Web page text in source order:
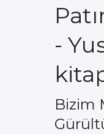
-
Bizim